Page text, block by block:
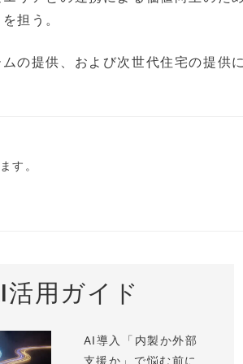
担う。
の提供、および次世代住宅の提供
す。
活用ガイド
AI導入「内製か外部